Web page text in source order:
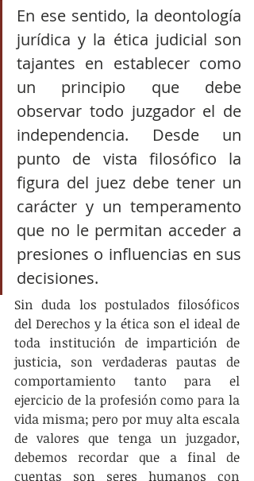
En ese sentido, la deontología
jurídica y la ética judicial son
tajantes en establecer como
un principio que debe
observar todo juzgador el de
independencia. Desde un
punto de vista filosófico la
figura del juez debe tener un
carácter y un temperamento
que no le permitan acceder a
presiones o influencias en sus
decisiones.
Sin duda los postulados filosóficos
del Derechos y la ética son el ideal de
toda institución de impartición de
justicia, son verdaderas pautas de
comportamiento tanto para el
ejercicio de la profesión como para la
vida misma; pero por muy alta escala
de valores que tenga un juzgador,
debemos recordar que a final de
cuentas son seres humanos con